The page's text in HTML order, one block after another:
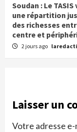
Soudan : Le
une répartition
des richesses
centre et
2 jours ago
Laisser un
Votre adresse e-